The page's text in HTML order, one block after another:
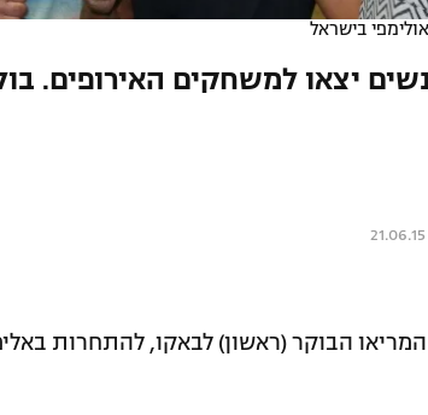
בישראל
יצאו למשחקים האירופים.
הבוקר (ראשון) לבאקו, להתחרות